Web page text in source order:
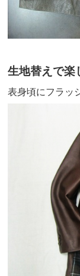
生地替えで楽
表身頃にフラッ